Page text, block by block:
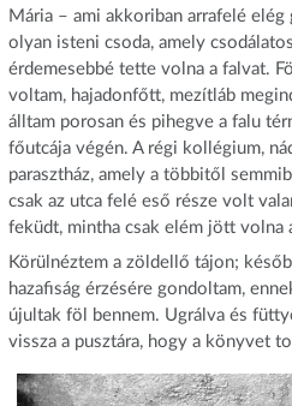
Mária – ami akkoriban arrafelé elég
olyan isteni csoda, amely
érdemesebbé tette volna a falvat.
voltam, hajadonfőtt, mezítláb
álltam porosan és pihegve a falu
főutcája végén. A régi kollégium,
parasztház, amely a többitől
csak az utca felé eső része volt
feküdt, mintha csak elém jött volna
Körülnéztem a zöldellő tájon;
hazafiság érzésére gondoltam,
újultak föl bennem. Ugrálva és
vissza a pusztára, hogy a könyvet